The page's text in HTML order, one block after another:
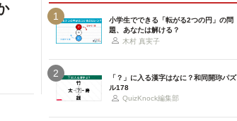
1
小学生でできる「転がる2つの円」の問
題、あなたは解ける？
木村 真実子
2
「？」に入る漢字はなに？和同開珎パズ
ル178
QuizKnock編集部